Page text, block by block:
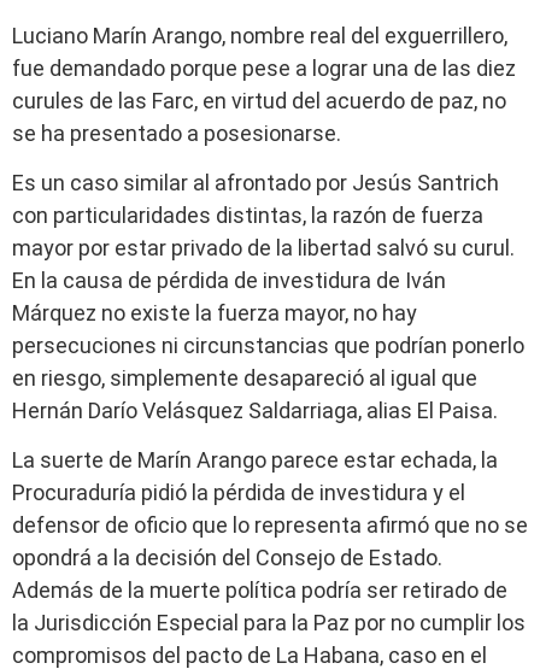
Luciano Marín Arango, nombre real del exguerrillero,
fue demandado porque pese a lograr una de las diez
curules de las Farc, en virtud del acuerdo de paz, no
se ha presentado a posesionarse.
Es un caso similar al afrontado por Jesús Santrich
con particularidades distintas, la razón de fuerza
mayor por estar privado de la libertad salvó su curul.
En la causa de pérdida de investidura de Iván
Márquez no existe la fuerza mayor, no hay
persecuciones ni circunstancias que podrían ponerlo
en riesgo, simplemente desapareció al igual que
Hernán Darío Velásquez Saldarriaga, alias El Paisa.
La suerte de Marín Arango parece estar echada, la
Procuraduría pidió la pérdida de investidura y el
defensor de oficio que lo representa afirmó que no se
opondrá a la decisión del Consejo de Estado.
Además de la muerte política podría ser retirado de
la Jurisdicción Especial para la Paz por no cumplir los
compromisos del pacto de La Habana, caso en el